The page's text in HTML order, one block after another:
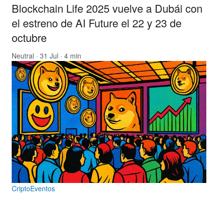
Blockchain Life 2025 vuelve a Dubái con
el estreno de AI Future el 22 y 23 de
octubre
Neutral · 31 Jul · 4 min
CriptoEventos